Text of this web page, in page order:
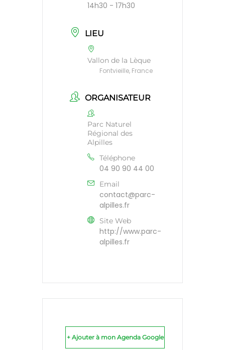
14h30 - 17h30
LIEU
Vallon de la Lèque
Fontvieille, France
ORGANISATEUR
Parc Naturel
Régional des
Alpilles
Téléphone
04 90 90 44 00
Email
contact@parc-
alpilles.fr
Site Web
http://www.parc-
alpilles.fr
+ Ajouter à mon Agenda Google